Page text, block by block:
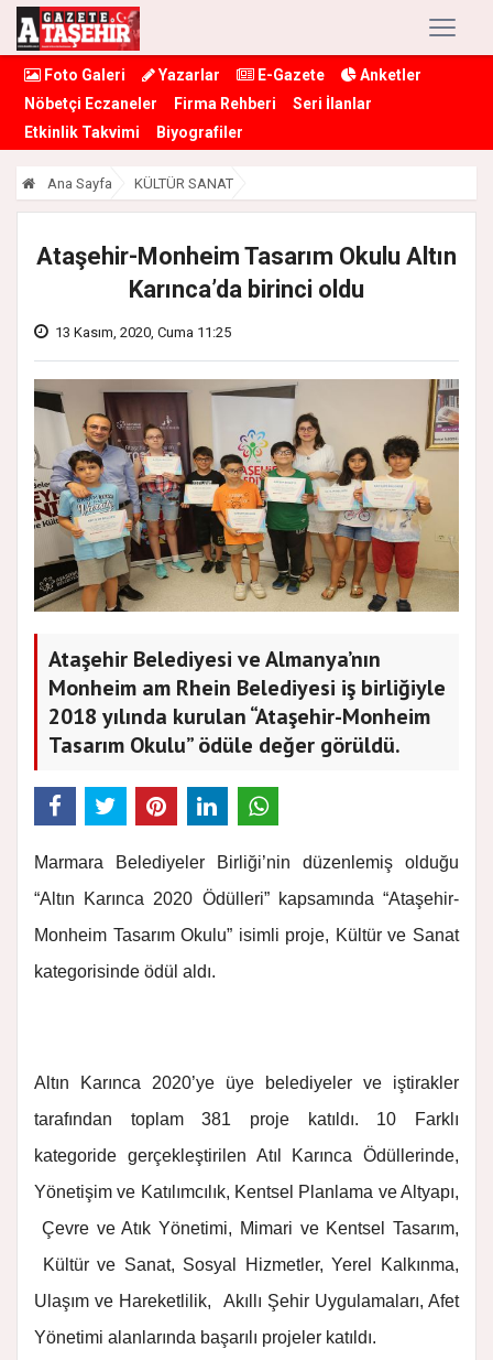
Foto Galeri Yazarlar E-Gazete
Anketler
Nöbetçi Eczaneler
Firma Rehberi
Seri İlanlar
Etkinlik Takvimi
Biyografiler
Ana Sayfa KÜLTÜR SANAT
Ataşehir-Monheim Tasarım Okulu Altın
Karınca’da birinci oldu
13 Kasım, 2020, Cuma 11:25
Ataşehir Belediyesi ve Almanya’nın
Monheim am Rhein Belediyesi iş birliğiyle
2018 yılında kurulan “Ataşehir-Monheim
Tasarım Okulu” ödüle değer görüldü.
Marmara Belediyeler Birliği’nin düzenlemiş olduğu
“Altın Karınca 2020 Ödülleri” kapsamında “Ataşehir-
Monheim Tasarım Okulu” isimli proje, Kültür ve Sanat
kategorisinde ödül aldı.
Altın Karınca 2020’ye üye belediyeler ve iştirakler
tarafından toplam 381 proje katıldı. 10 Farklı
kategoride gerçekleştirilen Atıl Karınca Ödüllerinde,
Yönetişim ve Katılımcılık, Kentsel Planlama ve Altyapı,
Çevre ve Atık Yönetimi, Mimari ve Kentsel Tasarım,
Kültür ve Sanat, Sosyal Hizmetler, Yerel Kalkınma,
Ulaşım ve Hareketlilik, Akıllı Şehir Uygulamaları, Afet
Yönetimi alanlarında başarılı projeler katıldı.